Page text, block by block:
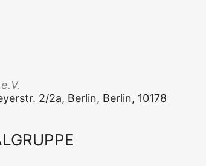
2/2a, Ber­lin, Ber­lin, 10178